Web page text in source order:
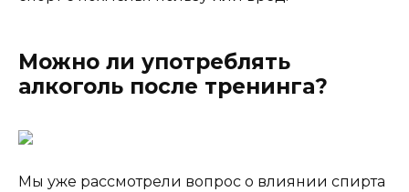
Можно ли употреблять
алкоголь после тренинга?
Мы уже рассмотрели вопрос о влиянии спирта